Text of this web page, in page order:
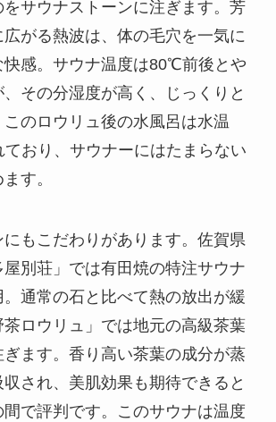
サウナストーンに注ぎます。芳
がる熱波は、体の毛穴を一気に
快感。サウナ温度は80℃前後とや
その分湿度が高く、じっくりと
のロウリュ後の水風呂は水温
おり、サウナーにはたまらない
す。
もこだわりがあります。佐賀県
別荘」では有田焼の特注サウナ
通常の石と比べて熱の放出が緩
ロウリュ」では地元の高級茶葉
ぎます。香り高い茶葉の成分が蒸
され、美肌効果も期待できると
で評判です。このサウナは温度